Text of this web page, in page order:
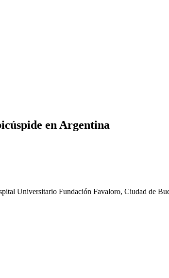
en Argentina
Universitario Fundación Favaloro, Ciudad de